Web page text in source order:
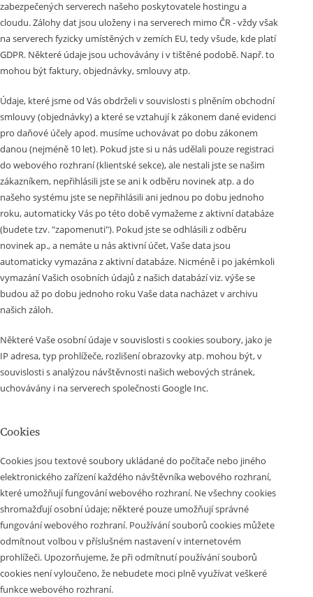
zabezpečených serverech našeho poskytovatele hostingu a
cloudu. Zálohy dat jsou uloženy i na serverech mimo ČR - vždy však
na serverech fyzicky umístěných v zemích EU, tedy všude, kde platí
GDPR. Některé údaje jsou uchovávány i v tištěné podobě. Např. to
mohou být faktury, objednávky, smlouvy atp.
Údaje, které jsme od Vás obdrželi v souvislosti s plněním obchodní
smlouvy (objednávky) a které se vztahují k zákonem dané evidenci
pro daňové účely apod. musíme uchovávat po dobu zákonem
danou (nejméně 10 let). Pokud jste si u nás udělali pouze registraci
do webového rozhraní (klientské sekce), ale nestali jste se našim
zákazníkem, nepřihlásili jste se ani k odběru novinek atp. a do
našeho systému jste se nepřihlásili ani jednou po dobu jednoho
roku, automaticky Vás po této době vymažeme z aktivní databáze
(budete tzv. "zapomenuti"). Pokud jste se odhlásili z odběru
novinek ap., a nemáte u nás aktivní účet, Vaše data jsou
automaticky vymazána z aktivní databáze. Nicméně i po jakémkoli
vymazání Vašich osobních údajů z našich databází viz. výše se
budou až po dobu jednoho roku Vaše data nacházet v archivu
našich záloh.
Některé Vaše osobní údaje v souvislosti s cookies soubory, jako je
IP adresa, typ prohlížeče, rozlišení obrazovky atp. mohou být, v
souvislosti s analýzou návštěvnosti našich webových stránek,
uchovávány i na serverech společnosti Google Inc.
Cookies
Cookies jsou textové soubory ukládané do počítače nebo jiného
elektronického zařízení každého návštěvníka webového rozhraní,
které umožňují fungování webového rozhraní. Ne všechny cookies
shromažďují osobní údaje; některé pouze umožňují správné
fungování webového rozhraní. Používání souborů cookies můžete
odmítnout volbou v příslušném nastavení v internetovém
prohlížeči. Upozorňujeme, že při odmítnutí používání souborů
cookies není vyloučeno, že nebudete moci plně využívat veškeré
funkce webového rozhraní.